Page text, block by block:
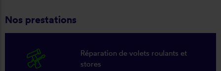
Nos prestations
Réparation de volets roulants et
stores